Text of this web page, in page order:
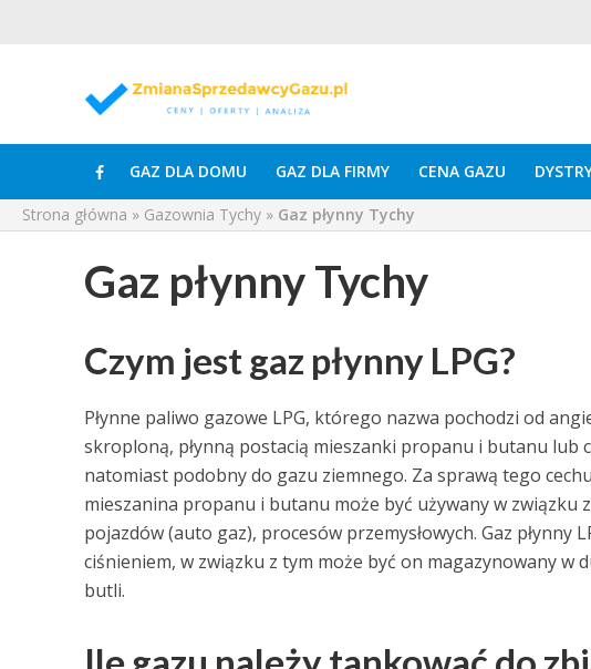
GAZ DLA DOMU GAZ DLA FIRMY CENA GAZU
Strona główna » Gazownia Tychy » Gaz płynny Tychy
Gaz płynny Tychy
Czym jest gaz płynny LPG?
Płynne paliwo gazowe LPG, którego nazwa pochodzi od
skroploną, płynną postacią mieszanki propanu i butanu lub
natomiast podobny do gazu ziemnego. Za sprawą tego
mieszanina propanu i butanu może być używany w związku
pojazdów (auto gaz), procesów przemysłowych. Gaz płynny
ciśnieniem, w związku z tym może być on magazynowany w
butli.